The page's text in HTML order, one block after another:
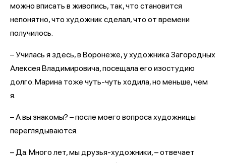
можно вписать в живопись, так, что становится
непонятно, что художник сделал, что от времени
получилось.
– Училась я здесь, в Воронеже, у художника Загородных
Алексея Владимировича, посещала его изостудию
долго. Марина тоже чуть-чуть ходила, но меньше, чем
я.
– А вы знакомы? – после моего вопроса художницы
переглядываются.
– Да. Много лет, мы друзья-художники, – отвечает